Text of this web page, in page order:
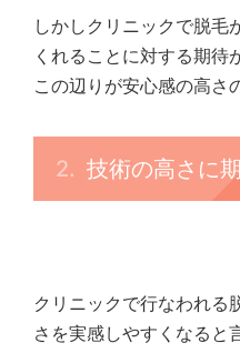
しかしクリニックで脱毛
くれることに対する期待
この辺りが安心感の高さ
技術の高さに
クリニックで行なわれる
さを実感しやすくなると